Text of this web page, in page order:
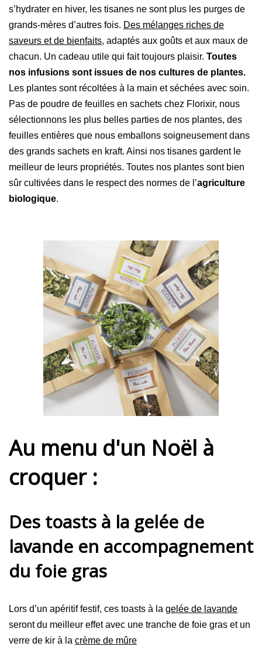
s’hydrater en hiver, les tisanes ne sont plus les purges de
grands-mères d’autres fois. Des mélanges riches de
saveurs et de bienfaits, adaptés aux goûts et aux maux de
chacun. Un cadeau utile qui fait toujours plaisir. Toutes
nos infusions sont issues de nos cultures de plantes.
Les plantes sont récoltées à la main et séchées avec soin.
Pas de poudre de feuilles en sachets chez Florixir, nous
sélectionnons les plus belles parties de nos plantes, des
feuilles entières que nous emballons soigneusement dans
des grands sachets en kraft. Ainsi nos tisanes gardent le
meilleur de leurs propriétés. Toutes nos plantes sont bien
sûr cultivées dans le respect des normes de l’agriculture
biologique.
Au menu d'un Noël à
croquer :
Des toasts à la gelée de
lavande en accompagnement
du foie gras
Lors d’un apéritif festif, ces toasts à la gelée de lavande
seront du meilleur effet avec une tranche de foie gras et un
verre de kir à la crème de mûre